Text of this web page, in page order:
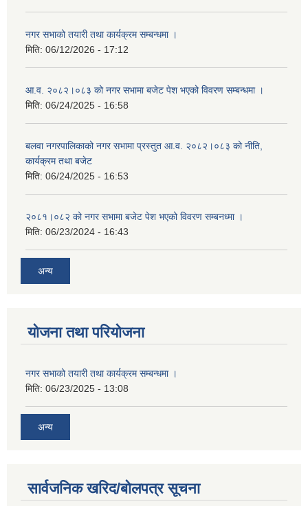
नगर सभाको तयारी तथा कार्यक्रम सम्बन्धमा ।
मिति: 06/12/2026 - 17:12
आ.व. २०८२।०८३ को नगर सभामा बजेट पेश भएको विवरण सम्बन्धमा ।
मिति: 06/24/2025 - 16:58
बलवा नगरपालिकाको नगर सभामा प्रस्तुत आ.व. २०८२।०८३ को नीति,
कार्यक्रम तथा बजेट
मिति: 06/24/2025 - 16:53
२०८१।०८२ को नगर सभामा बजेट पेश भएको विवरण सम्बनध्मा ।
मिति: 06/23/2024 - 16:43
अन्य
योजना तथा परियोजना
नगर सभाको तयारी तथा कार्यक्रम सम्बन्धमा ।
मिति: 06/23/2025 - 13:08
अन्य
सार्वजनिक खरिद/बोलपत्र सूचना